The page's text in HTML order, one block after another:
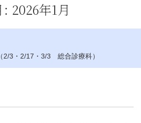
: 2026年1月
2/3・2/17・3/3 総合診療科）